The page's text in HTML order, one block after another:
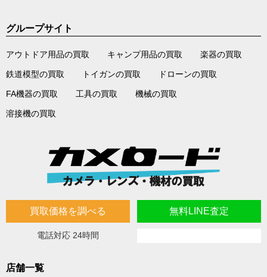
買取価格を調べる 無料LINE査定
電話対応 24時間
店舗一覧
グループサイト
アウトドア用品の買取 キャンプ用品の買取 楽器の買取
鉄道模型の買取 トイガンの買取 ドローンの買取
FA機器の買取 工具の買取 機械の買取
溶接機の買取